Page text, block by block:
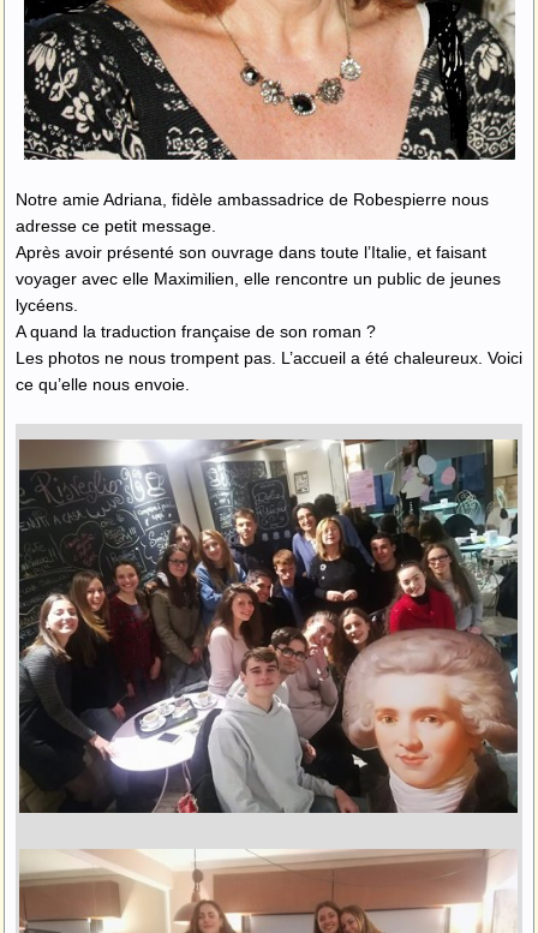
Notre amie Adriana, fidèle ambassadrice de Robespierre nous
adresse ce petit message.
Après avoir présenté son ouvrage dans toute l’Italie, et faisant
voyager avec elle Maximilien, elle rencontre un public de jeunes
lycéens.
A quand la traduction française de son roman ?
Les photos ne nous trompent pas. L’accueil a été chaleureux. Voici
ce qu’elle nous envoie.